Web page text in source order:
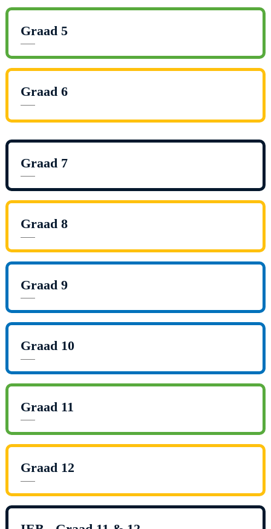
Graad 5
Graad 6
Graad 7
Graad 8
Graad 9
Graad 10
Graad 11
Graad 12